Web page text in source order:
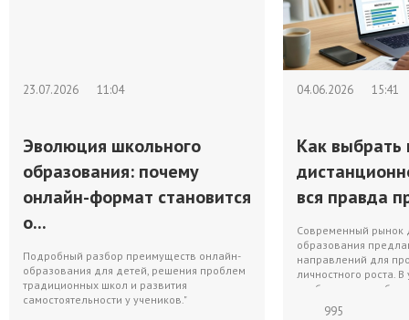
23.07.2026 11:04
Эволюция школьного
образования: почему
онлайн-формат становится
о...
Подробный разбор преимуществ онлайн-
образования для детей, решения проблем
традиционных школ и развития
самостоятельности у учеников."
04.06.2026 15:41
Как выбрать
вся правда
Современный рынок
образования
направлений для
личностного роста. В
изобилия перед
995